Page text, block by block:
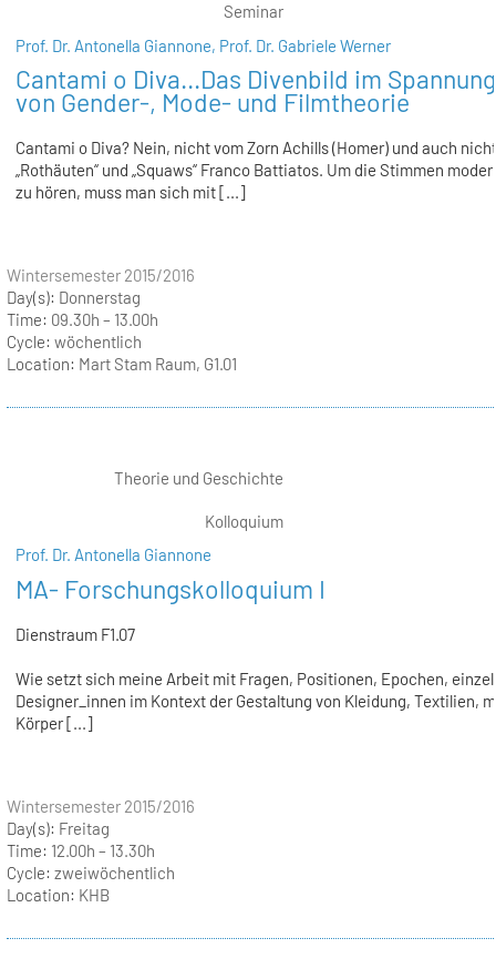
Seminar
Prof. Dr. Antonella Giannone, Prof. Dr. Gabriele Werner
Cantami o Diva...Das Divenbild im
von Gender-, Mode- und Filmtheorie
Cantami o Diva? Nein, nicht vom Zorn Achills (Homer) und auch
„Rothäuten“ und „Squaws“ Franco Battiatos. Um die Stimmen
zu hören, muss man sich mit [...]
Wintersemester 2015/2016
Day(s): Donnerstag
Time: 09.30h – 13.00h
Cycle: wöchentlich
Location: Mart Stam Raum, G1.01
Theorie und Geschichte
Kolloquium
Prof. Dr. Antonella Giannone
MA- Forschungskolloquium I
Dienstraum F1.07
Wie setzt sich meine Arbeit mit Fragen, Positionen, Epochen,
Designer_innen im Kontext der Gestaltung von Kleidung, Textilien,
Körper [...]
Wintersemester 2015/2016
Day(s): Freitag
Time: 12.00h – 13.30h
Cycle: zweiwöchentlich
Location: KHB